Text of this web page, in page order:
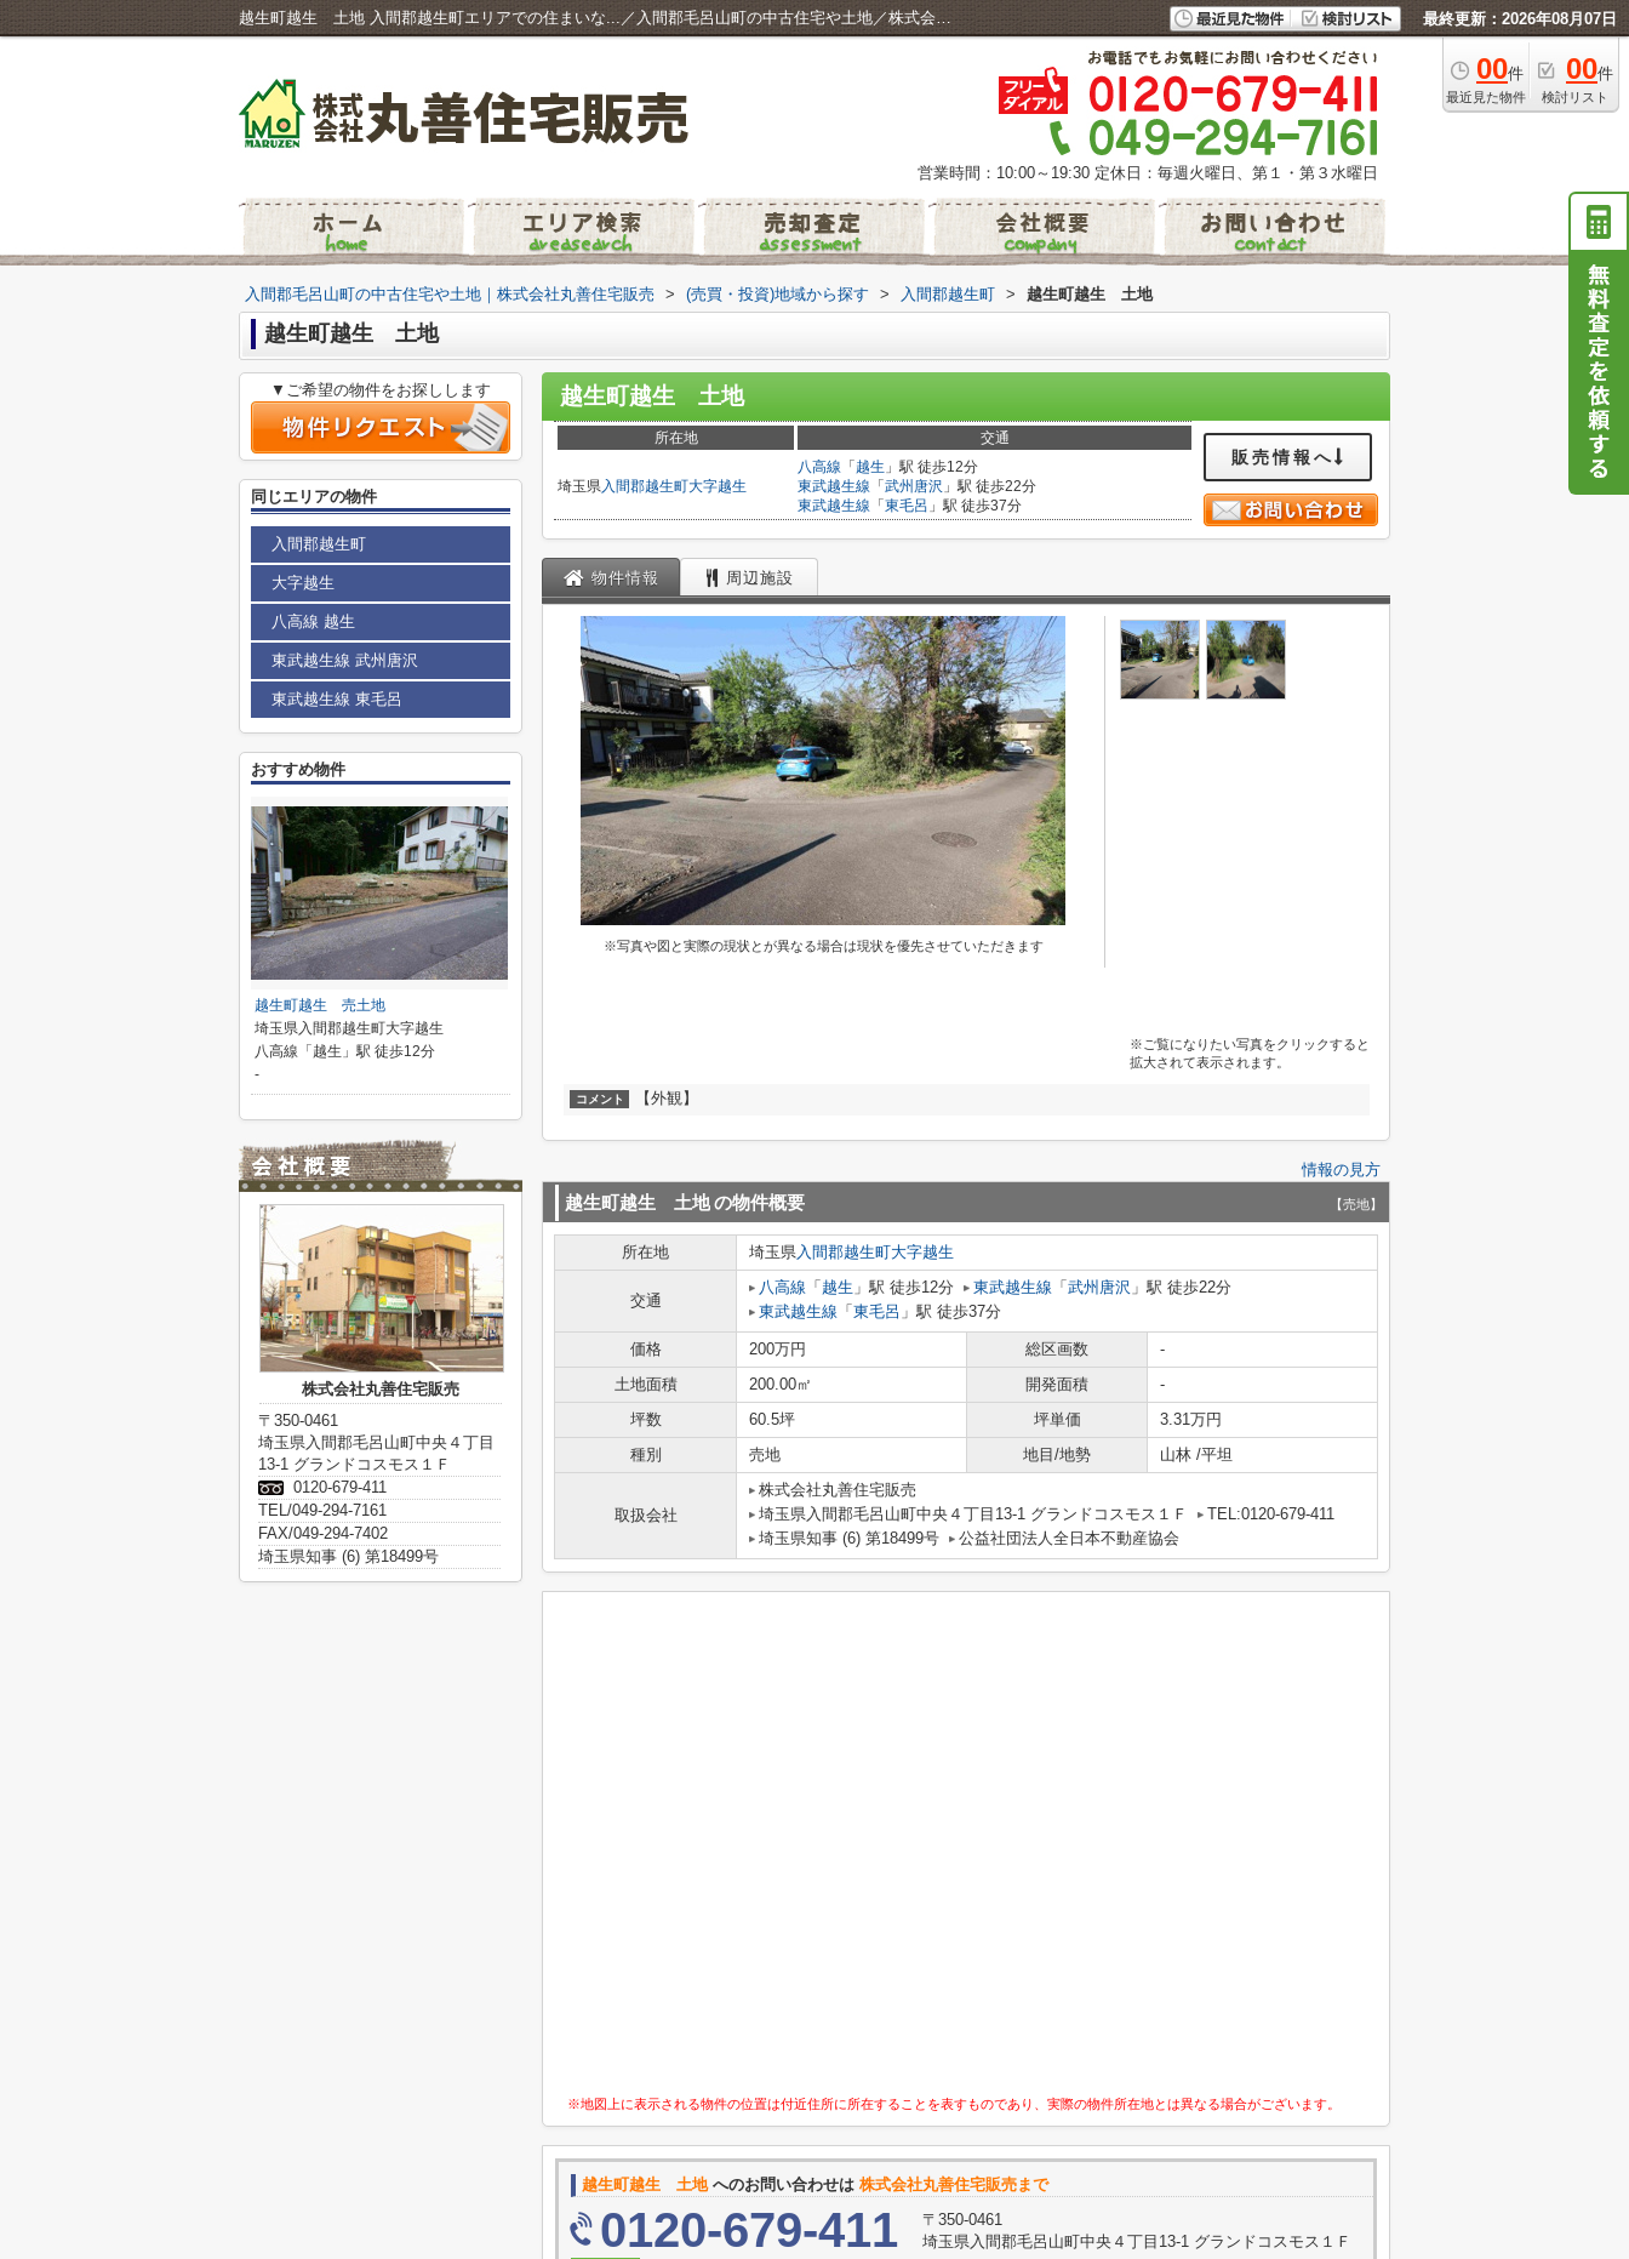
越生町越生 土地 入間郡越生町エリアでの住まいな...／入間郡毛呂山町の中古住宅や土地／株式会社丸善住宅販売 最終更新：2026年08月07日
00件
最近見た物件
00件
検討リスト
営業時間：10:00～19:30 定休日：毎週火曜日、第１・第３水曜日
入間郡毛呂山町の中古住宅や土地｜株式会社丸善住宅販売 > (売買・投資)地域から探す > 入間郡越生町 > 越生町越生 土地
越生町越生 土地
越生町越生 土地
所在地 交通
埼玉県入間郡越生町大字越生
八高線 「 越生 」駅 徒歩12分
東武越生線 「 武州唐沢 」駅 徒歩22分
東武越生線 「 東毛呂 」駅 徒歩37分
販売情報へ
物件情報 周辺施設
※写真や図と実際の現状とが異なる場合は現状を優先させていただきます
※ご覧になりたい写真をクリックすると
拡大されて表示されます。
コメント 【外観】
情報の見方
越生町越生 土地の物件概要 【売地】
所在地 埼玉県入間郡越生町大字越生
交通
八高線 「 越生 」駅 徒歩12分 東武越生線 「 武州唐沢 」駅 徒歩22分
東武越生線 「 東毛呂 」駅 徒歩37分
価格 200万円 総区画数
-
土地面積
200.00㎡ 開発面積
-
坪数
60.5坪 坪単価
3.31万円
種別
売地 地目/地勢 山林 /平坦
取扱会社
株式会社丸善住宅販売
埼玉県入間郡毛呂山町中央４丁目13-1 グランドコスモス１Ｆ
TEL:0120-679-411
埼玉県知事 (6) 第18499号
公益社団法人全日本不動産協会
※地図上に表示される物件の位置は付近住所に所在することを表すものであり、実際の物件所在地とは異なる場合がございます。
越生町越生 土地へのお問い合わせは 株式会社丸善住宅販売まで
0120-679-411
〒350-0461
埼玉県入間郡毛呂山町中央４丁目13-1 グランドコスモス１Ｆ
▼ご希望の物件をお探しします
同じエリアの物件
入間郡越生町
大字越生
八高線 越生
東武越生線 武州唐沢
東武越生線 東毛呂
おすすめ物件
越生町越生 売土地
埼玉県入間郡越生町大字越生
八高線「越生」駅 徒歩12分
-
株式会社丸善住宅販売
〒350-0461
埼玉県入間郡毛呂山町中央４丁目
13-1 グランドコスモス１Ｆ
0120-679-411
TEL/049-294-7161
FAX/049-294-7402
埼玉県知事 (6) 第18499号